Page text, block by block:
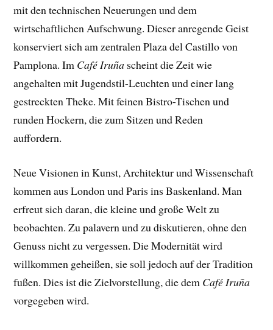
mit den technischen Neuerungen und dem
wirtschaftlichen Aufschwung. Dieser anregende Geist
konserviert sich am zentralen Plaza del Castillo von
Pamplona. Im Café Iruña scheint die Zeit wie
angehalten mit Jugendstil-Leuchten und einer lang
gestreckten Theke. Mit feinen Bistro-Tischen und
runden Hockern, die zum Sitzen und Reden
auffordern.
Neue Visionen in Kunst, Architektur und Wissenschaft
kommen aus London und Paris ins Baskenland. Man
erfreut sich daran, die kleine und große Welt zu
beobachten. Zu palavern und zu diskutieren, ohne den
Genuss nicht zu vergessen. Die Modernität wird
willkommen geheißen, sie soll jedoch auf der Tradition
fußen. Dies ist die Zielvorstellung, die dem Café Iruña
vorgegeben wird.